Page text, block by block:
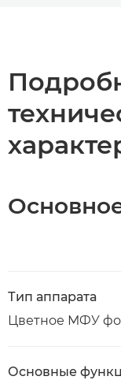
Тип аппарата
Цветное МФУ
Основные